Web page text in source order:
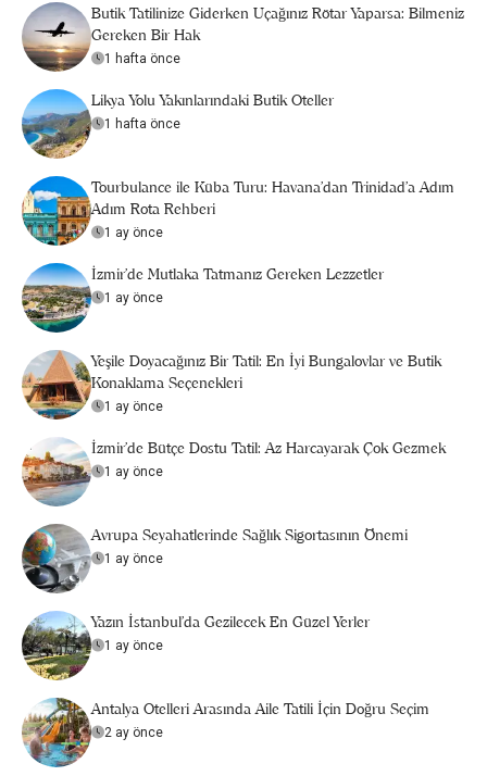
Butik Tatilinize Giderken Uçağınız Rötar Yaparsa: Bilmeniz
Gereken Bir Hak
1 hafta önce
Likya Yolu Yakınlarındaki Butik Oteller
1 hafta önce
Tourbulance ile Küba Turu: Havana'dan Trinidad'a Adım
Adım Rota Rehberi
1 ay önce
İzmir'de Mutlaka Tatmanız Gereken Lezzetler
1 ay önce
Yeşile Doyacağınız Bir Tatil: En İyi Bungalovlar ve Butik
Konaklama Seçenekleri
1 ay önce
İzmir'de Bütçe Dostu Tatil: Az Harcayarak Çok Gezmek
1 ay önce
Avrupa Seyahatlerinde Sağlık Sigortasının Önemi
1 ay önce
Yazın İstanbul'da Gezilecek En Güzel Yerler
1 ay önce
Antalya Otelleri Arasında Aile Tatili İçin Doğru Seçim
2 ay önce